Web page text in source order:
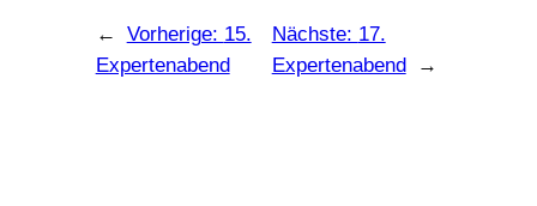
← Vorherige: 15.
Expertenabend
Nächste: 17.
Expertenabend
→